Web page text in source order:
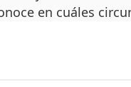
en cuáles